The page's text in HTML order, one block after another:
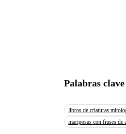
Palabras
libros de criaturas
mariposas con frases de